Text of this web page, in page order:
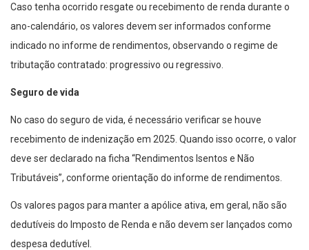
Caso tenha ocorrido resgate ou recebimento de renda durante o
ano-calendário, os valores devem ser informados conforme
indicado no informe de rendimentos, observando o regime de
tributação contratado: progressivo ou regressivo.
Seguro de vida
No caso do seguro de vida, é necessário verificar se houve
recebimento de indenização em 2025. Quando isso ocorre, o valor
deve ser declarado na ficha “Rendimentos Isentos e Não
Tributáveis”, conforme orientação do informe de rendimentos.
Os valores pagos para manter a apólice ativa, em geral, não são
dedutíveis do Imposto de Renda e não devem ser lançados como
despesa dedutível.